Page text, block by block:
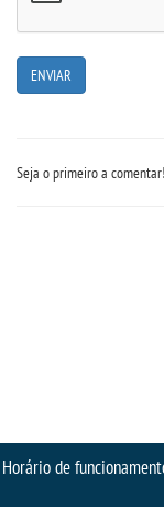
CONTATO
TRABALHE
Seja o primeiro a comentar!
Horário de